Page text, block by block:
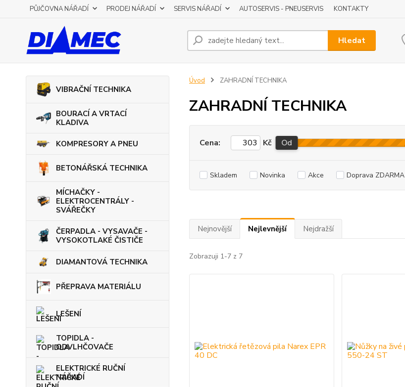
PŮJČOVNA NÁŘADÍ PRODEJ NÁŘADÍ SERVIS NÁŘADÍ AUTOSERVIS - PNEUSERVIS KONTAKTY
Hledat
VIBRAČNÍ TECHNIKA
BOURACÍ A VRTACÍ
KLADIVA
KOMPRESORY A PNEU
BETONÁŘSKÁ TECHNIKA
MÍCHAČKY -
ELEKTROCENTRÁLY -
SVÁŘEČKY
ČERPADLA - VYSAVAČE -
VYSOKOTLAKÉ ČISTIČE
DIAMANTOVÁ TECHNIKA
PŘEPRAVA MATERIÁLU
LEŠENÍ
TOPIDLA -
ODVLHČOVAČE
ELEKTRICKÉ RUČNÍ
NÁŘADÍ
Úvod ZAHRADNÍ TECHNIKA
ZAHRADNÍ TECHNIKA
Cena: Kč Od
Skladem Novinka Akce Doprava ZDARMA
Nejnovější Nejlevnější Nejdražší
Zobrazuji 1-7 z 7